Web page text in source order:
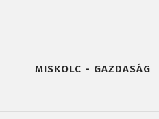
MISKOLC - GAZDASÁG